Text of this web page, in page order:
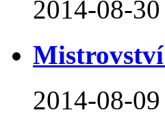
2014-08-30
Mistrovství
2014-08-09